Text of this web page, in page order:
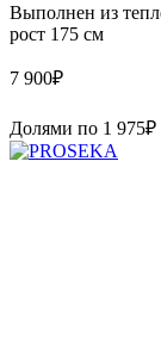
Выполнен из
рост 175 см
7 900₽
Долями по 1 975₽